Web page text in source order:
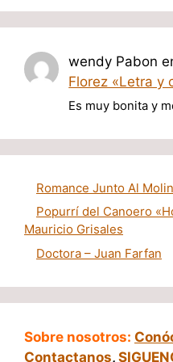
wendy Pabon
Florez «Letra y
Es muy bonita y
Romance Junto Al
Popurrí del Canoero
Mauricio Grisales
Doctora – Juan Farfan
Sobre nosotros:
Contactanos,